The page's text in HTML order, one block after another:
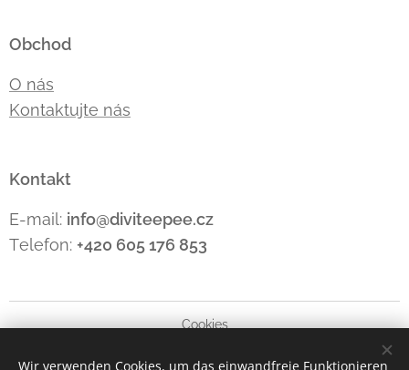
Obchod
O nás
Kontaktujte nás
Kontakt
E-mail: info@diviteepee.cz
Telefon: +420 605 176 853
Cookies
Sprachen
Wir verwenden Cookies, um das einwandfreie Funktionieren